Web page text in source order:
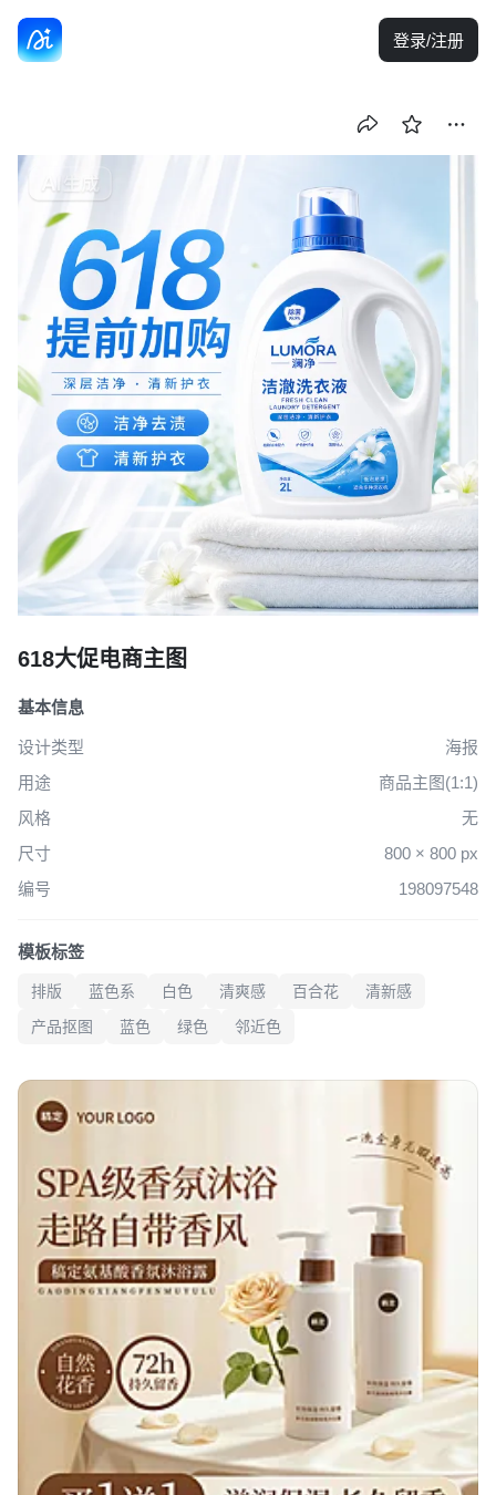
登录/注册
618大促电商主图
创作 海报 商品主图(1:1)
基本信息
设计类型
海报
用途
商品主图(1:1)
风格
无
尺寸
800 × 800 px
编号
198097548
模板标签
排版 蓝色系 白色 清爽感 百合花
清新感
产品抠图
蓝色 绿色 邻近色